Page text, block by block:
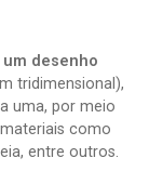
desenho
tridimensional),
uma, por meio
como
entre outros.